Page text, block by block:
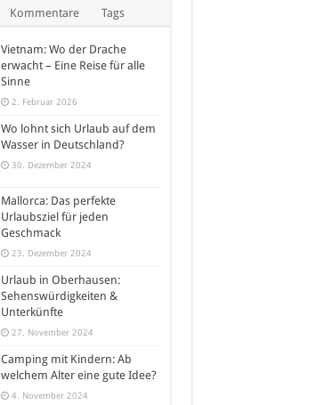
Kommentare Tags
Vietnam: Wo der Drache
erwacht – Eine Reise für alle
Sinne
2. Februar 2026
Wo lohnt sich Urlaub auf dem
Wasser in Deutschland?
30. Dezember 2024
Mallorca: Das perfekte
Urlaubsziel für jeden
Geschmack
23. Dezember 2024
Urlaub in Oberhausen:
Sehenswürdigkeiten &
Unterkünfte
27. November 2024
Camping mit Kindern: Ab
welchem Alter eine gute Idee?
4. November 2024